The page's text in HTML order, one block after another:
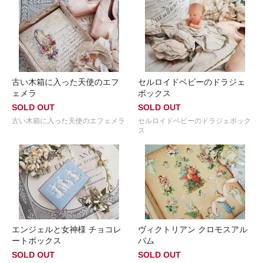
古い木箱に入った天使のエフ
ェメラ
SOLD OUT
古い木箱に入った天使のエフェメラ
セルロイドベビーのドラジェ
ボックス
SOLD OUT
セルロイドベビーのドラジェボック
ス
エンジェルと女神様 チョコレ
ートボックス
SOLD OUT
ヴィクトリアン クロモスアル
バム
SOLD OUT